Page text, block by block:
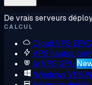
De vrais serveurs
CALCUL
Cloud VPS
VPS hautes
le VPS GPU
Windows VPS